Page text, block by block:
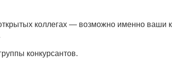
коллегах — возможно именно ваши
конкурсантов.